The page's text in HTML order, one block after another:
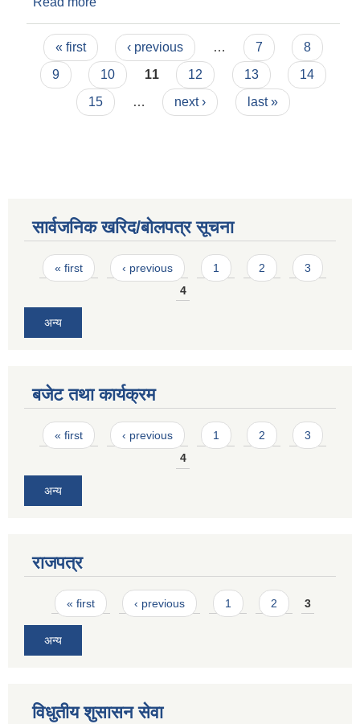
Pages
« first ‹ previous … 7
8
9
10 11 12 13
14
15
… next › last »
सार्वजनिक खरिद/बोलपत्र सूचना
Pages
« first ‹ previous 1 2
3
4
अन्य
बजेट तथा कार्यक्रम
Pages
« first ‹ previous 1 2
3
4
अन्य
राजपत्र
Pages
« first ‹ previous 1 2 3
अन्य
विधुतीय शुसासन सेवा